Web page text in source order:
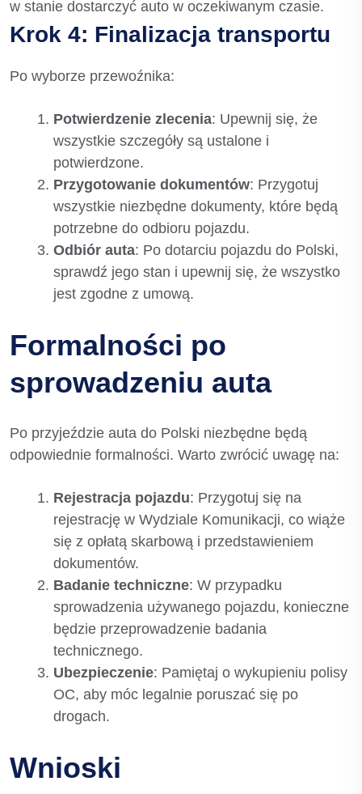
w stanie dostarczyć auto w oczekiwanym czasie.
Krok 4: Finalizacja transportu
Po wyborze przewoźnika:
Potwierdzenie zlecenia: Upewnij się, że
wszystkie szczegóły są ustalone i
potwierdzone.
Przygotowanie dokumentów: Przygotuj
wszystkie niezbędne dokumenty, które będą
potrzebne do odbioru pojazdu.
Odbiór auta: Po dotarciu pojazdu do Polski,
sprawdź jego stan i upewnij się, że wszystko
jest zgodne z umową.
Formalności po
sprowadzeniu auta
Po przyjeździe auta do Polski niezbędne będą
odpowiednie formalności. Warto zwrócić uwagę na:
Rejestracja pojazdu: Przygotuj się na
rejestrację w Wydziale Komunikacji, co wiąże
się z opłatą skarbową i przedstawieniem
dokumentów.
Badanie techniczne: W przypadku
sprowadzenia używanego pojazdu, konieczne
będzie przeprowadzenie badania
technicznego.
Ubezpieczenie: Pamiętaj o wykupieniu polisy
OC, aby móc legalnie poruszać się po
drogach.
Wnioski